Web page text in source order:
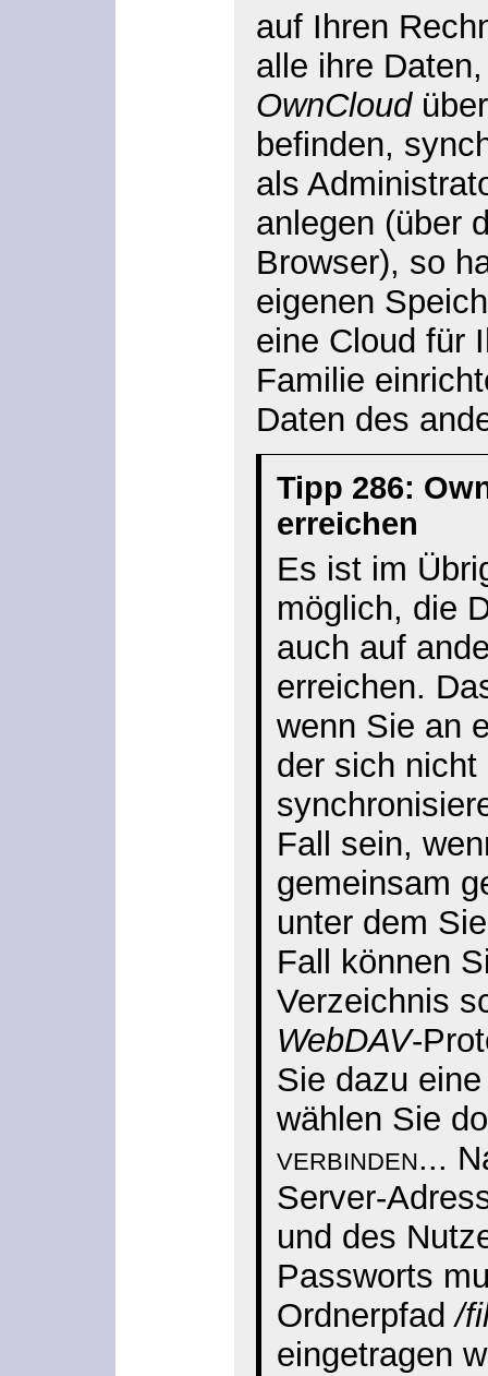
auf Ihren
alle ihre
OwnCloud
befinden,
als
anlegen (über
Browser), so
eigenen
eine Cloud für
Familie
Daten des
Tipp 286:
erreichen
Es ist im
möglich, die
auch auf
erreichen.
wenn Sie an
der sich
Fall sein,
gemeinsam
unter dem
Fall können
Verzeichnis
WebDAV-
Sie dazu
wählen Sie
verbinden...
Server-
und des
Passworts
Ordnerpfad/
eingetragen